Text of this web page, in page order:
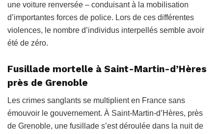
une voiture renversée – conduisant à la mobilisation
d’importantes forces de police. Lors de ces différentes
violences, le nombre d’individus interpellés semble avoir
été de zéro.
Fusillade mortelle à Saint-Martin-d’Hères
près de Grenoble
Les crimes sanglants se multiplient en France sans
émouvoir le gouvernement. À Saint-Martin-d’Hères, près
de Grenoble, une fusillade s’est déroulée dans la nuit de